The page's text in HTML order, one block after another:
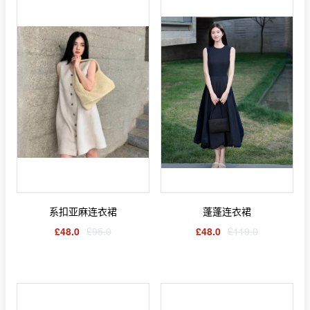
系扣亚麻连衣裙
£48.0 £95.0
蓬蓬连衣裙
£48.0 £119.0